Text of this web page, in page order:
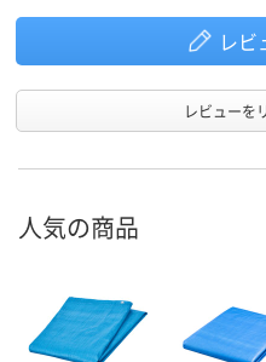
レビ
レビューを
人気の商品